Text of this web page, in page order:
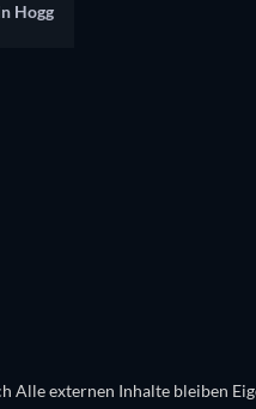
Hogg
Alle externen Inhalte bleiben